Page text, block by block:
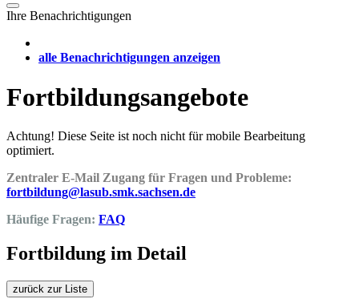
Ihre Benachrichtigungen
alle Benachrichtigungen anzeigen
Fortbildungsangebote
Achtung! Diese Seite ist noch nicht für mobile Bearbeitung
optimiert.
Zentraler E-Mail Zugang für Fragen und Probleme:
fortbildung@lasub.smk.sachsen.de
Häufige Fragen: FAQ
Fortbildung im Detail
zurück zur Liste